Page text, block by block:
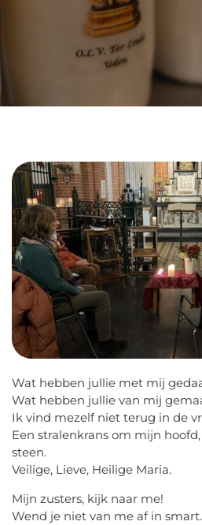
Wat hebben jullie met mij
Wat hebben jullie van mij
Ik vind mezelf niet terug in de
Een stralenkrans om mijn
steen.
Veilige, Lieve, Heilige Maria.
Mijn zusters, kijk naar me!
Wend je niet van me af in smart.